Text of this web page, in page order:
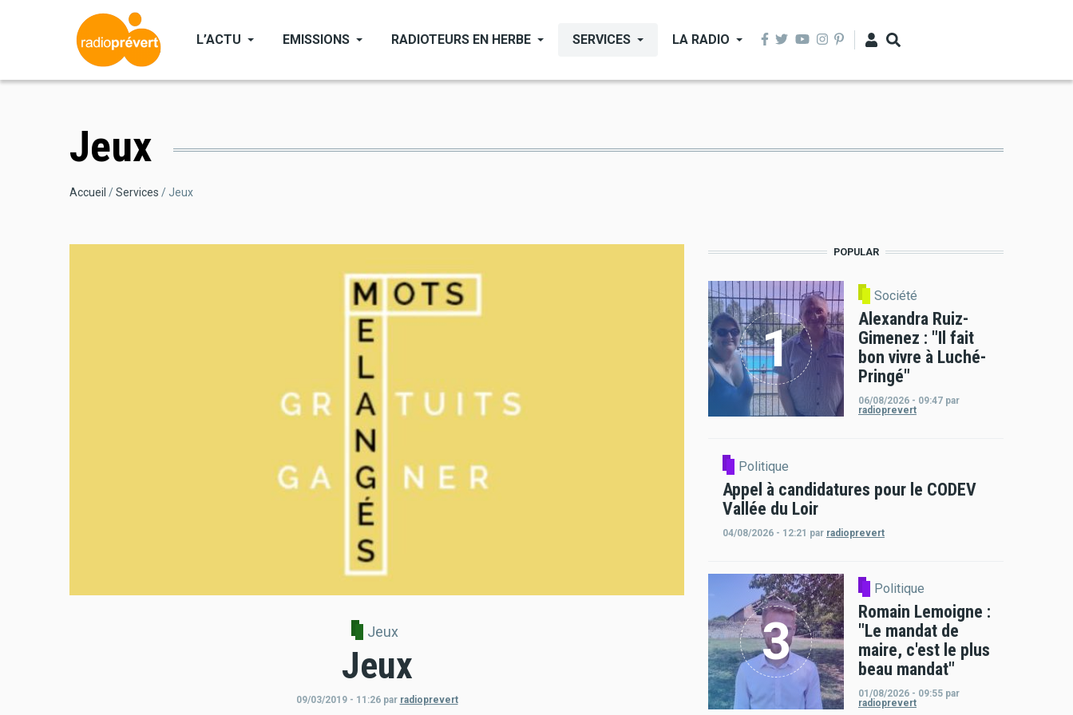
L’ACTU EMISSIONS RADIOTEURS EN HERBE SERVICES LA RADIO
Jeux
Fil
d'Ariane
Accueil Services Jeux
Jeux
Jeux
09/03/2019 - 11:26 par radioprevert
POPULAR
Société
Alexandra Ruiz-
Gimenez : "Il fait
bon vivre à Luché-
Pringé"
06/08/2026 - 09:47 par
radioprevert
Politique
Appel à candidatures pour le CODEV
Vallée du Loir
04/08/2026 - 12:21 par radioprevert
Politique
Romain Lemoigne :
"Le mandat de
maire, c'est le plus
beau mandat"
01/08/2026 - 09:55 par
radioprevert